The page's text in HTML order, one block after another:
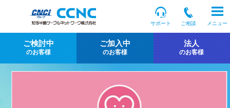
サポート ご相談 メニュー
ご検討中
のお客様
ご加入中
のお客様
法人
のお客様